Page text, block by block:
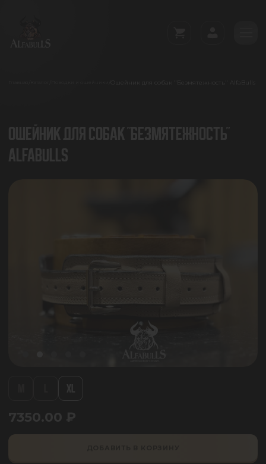
Ошейник для собак "Безмятежность" AlfaBulls
ОШЕЙНИК ДЛЯ СОБАК "БЕЗМЯТЕЖНОСТЬ"
ALFABULLS
XL
7350.00 ₽